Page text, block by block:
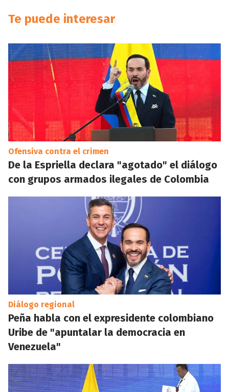
Te puede interesar
Ofensiva contra el crimen
De la Espriella declara "agotado" el diálogo
con grupos armados ilegales de Colombia
Diálogo regional
Peña habla con el expresidente colombiano
Uribe de "apuntalar la democracia en
Venezuela"